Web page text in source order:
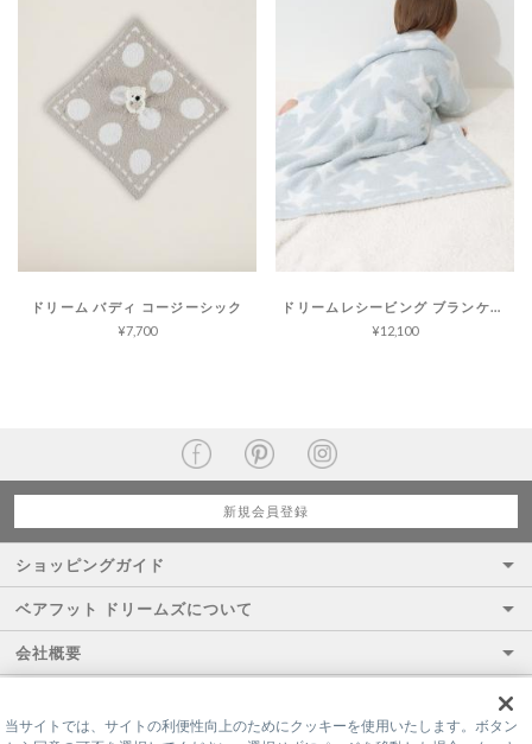
ドリーム バディ コージーシック
¥7,700
ドリームレシービング ブランケット コージーシック
¥12,100
新規会員登録
ショッピングガイド
ベアフット ドリームズについて
会社概要
当サイトでは、サイトの利便性向上のためにクッキーを使用いたします。ボタン